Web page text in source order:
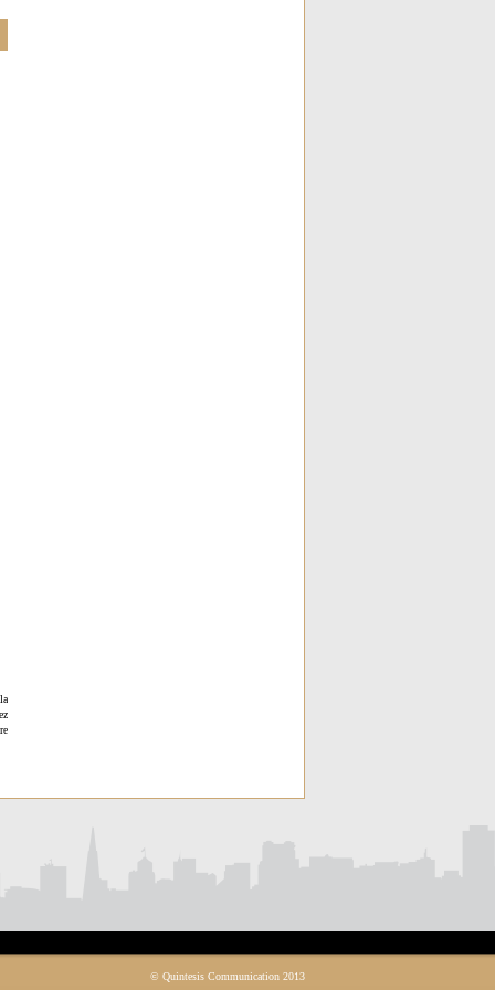
© Quintesis Communication 2013